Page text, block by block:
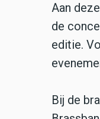
Aan
de
editie.
Bij de